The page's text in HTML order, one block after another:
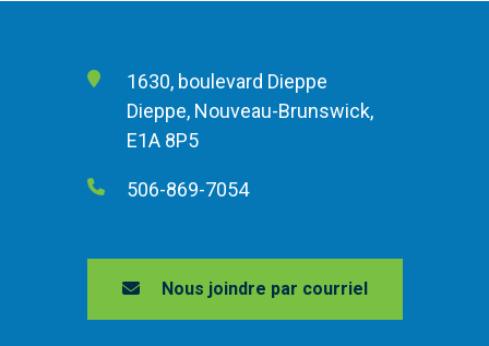
1630, boulevard Dieppe
Dieppe, Nouveau-Brunswick,
E1A 8P5
506-869-7054
Nous joindre par courriel